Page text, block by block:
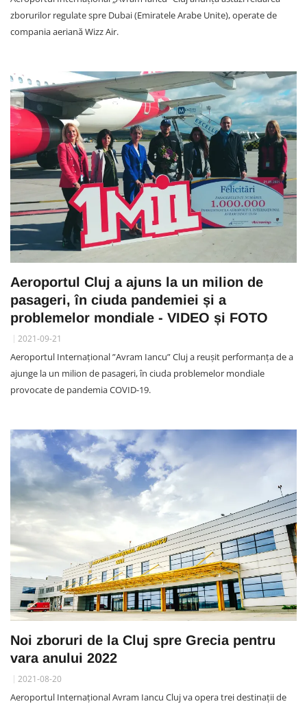
zborurilor regulate spre Dubai (Emiratele Arabe Unite), operate de
compania aeriană Wizz Air.
Aeroportul Cluj a ajuns la un milion de
pasageri, în ciuda pandemiei și a
problemelor mondiale - VIDEO și FOTO
2021-09-21
Aeroportul Internațional ”Avram Iancu” Cluj a reușit performanța de a
ajunge la un milion de pasageri, în ciuda problemelor mondiale
provocate de pandemia COVID-19.
Noi zboruri de la Cluj spre Grecia pentru
vara anului 2022
2021-08-20
Aeroportul Internațional Avram Iancu Cluj va opera trei destinații de